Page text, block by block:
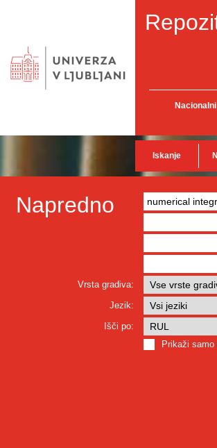
Iskanje
Napredno
Vrsta gradiva:
Jezik:
Išči po:
Prikaži